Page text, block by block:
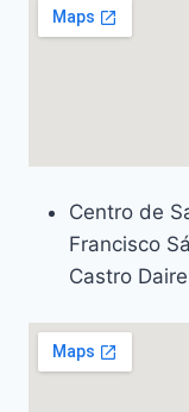
Centro de
Francisco
Castro Daire